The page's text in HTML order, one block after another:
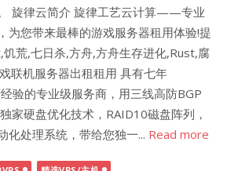
旋律云简介 旋律工艺云计算——专业
为您带来最棒的游戏服务器租用体验!提
荒,七日杀,方舟,方舟生存进化,Rust,腐
联机服务器出租租用 具有七年
验的专业级服务商，用三线高防BGP
家硬盘优化技术，RAID10磁盘阵列，
化处理系统，带给您独一... Read more